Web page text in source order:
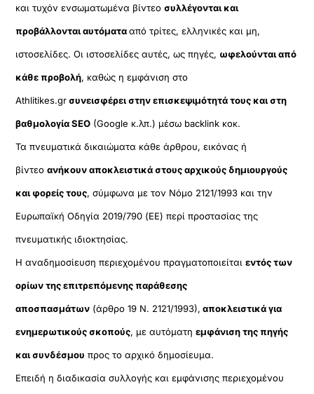
και τυχόν ενσωματωμένα βίντεοσυλλέγονται και
προβάλλονται αυτόματααπό τρίτες, ελληνικές και μη,
ιστοσελίδες. Οι ιστοσελίδες αυτές, ως πηγές, ωφελούνται από
κάθε προβολή, καθώς η εμφάνιση στο
Athlitikes.grσυνεισφέρει στην επισκεψιμότητά τους και στη
βαθμολογία SEO (Google κ.λπ.) μέσω backlink κοκ.
Τα πνευματικά δικαιώματα κάθε άρθρου, εικόνας ή
βίντεοανήκουν αποκλειστικά στους αρχικούς δημιουργούς
και φορείς τους, σύμφωνα με τον Νόμο 2121/1993 και την
Ευρωπαϊκή Οδηγία 2019/790 (ΕΕ) περί προστασίας της
πνευματικής ιδιοκτησίας.
Η αναδημοσίευση περιεχομένου πραγματοποιείταιεντός των
ορίων της επιτρεπόμενης παράθεσης
αποσπασμάτων (άρθρο 19 Ν. 2121/1993), αποκλειστικά για
ενημερωτικούς σκοπούς, με αυτόματηεμφάνιση της πηγής
και συνδέσμου προς το αρχικό δημοσίευμα.
Επειδή η διαδικασία συλλογής και εμφάνισης περιεχομένου